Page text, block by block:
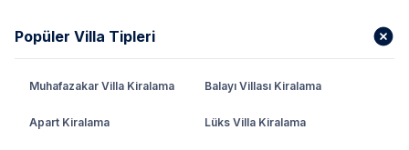
Popüler Villa Tipleri
Muhafazakar Villa Kiralama Balayı Villası Kiralama
Apart Kiralama Lüks Villa Kiralama